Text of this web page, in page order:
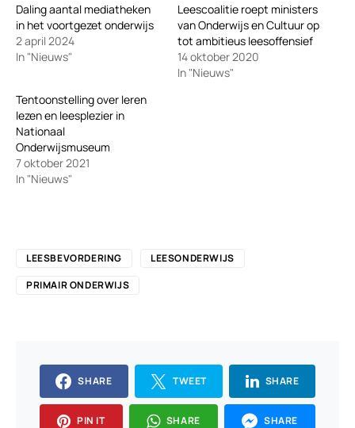
Daling aantal mediatheken
in het voortgezet onderwijs
2 april 2024
In "Nieuws"
Leescoalitie roept ministers
van Onderwijs en Cultuur op
tot ambitieus leesoffensief
14 oktober 2020
In "Nieuws"
Tentoonstelling over leren
lezen en leesplezier in
Nationaal
Onderwijsmuseum
7 oktober 2021
In "Nieuws"
LEESBEVORDERING
LEESONDERWIJS
PRIMAIR ONDERWIJS
SHARE TWEET SHARE
PIN IT SHARE SHARE